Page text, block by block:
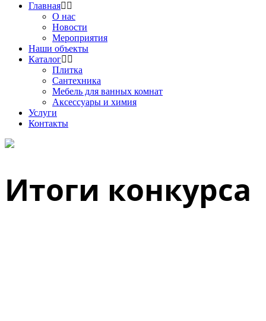
Главная
О нас
Новости
Мероприятия
Наши объекты
Каталог
Плитка
Сантехника
Мебель для ванных комнат
Аксессуары и химия
Услуги
Контакты
Итоги конкурса